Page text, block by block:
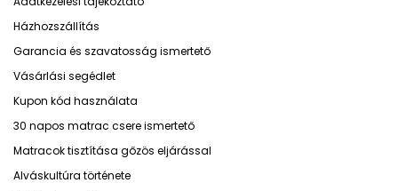
Házhozszállítás
Garancia és szavatosság ismertető
Vásárlási segédlet
Kupon kód használata
30 napos matrac csere ismertető
Matracok tisztítása gőzös eljárással
Alváskultúra története